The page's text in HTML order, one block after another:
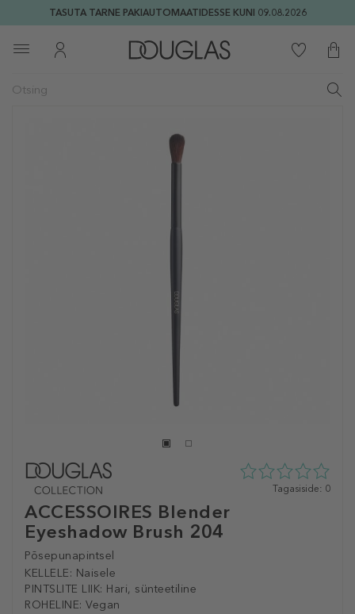
TASUTA TARNE PAKIAUTOMAATIDESSE KUNI 09.08.2026
ACCESSOIRES Blender
Eyeshadow Brush 204
Põsepunapintsel
KELLELE: Naisele
PINTSLITE LIIK: Hari, sünteetiline
ROHELINE: Vegan
0
Tagasiside: 0